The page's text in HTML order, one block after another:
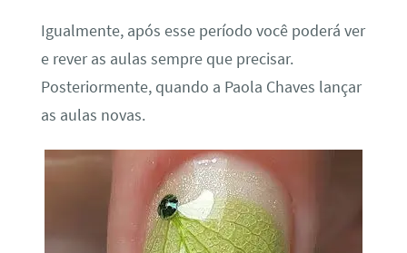
Igualmente, após esse período você poderá ver
e rever as aulas sempre que precisar.
Posteriormente, quando a Paola Chaves lançar
as aulas novas.